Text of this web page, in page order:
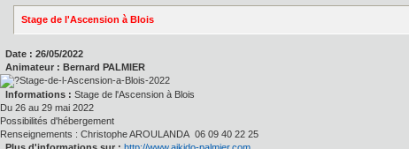
Stage de l'Ascension à Blois
Date : 26/05/2022
Animateur : Bernard PALMIER
Informations : Stage de l'Ascension à Blois
Du 26 au 29 mai 2022
Possibilités d'hébergement
Renseignements : Christophe AROULANDA 06 09 40 22 25